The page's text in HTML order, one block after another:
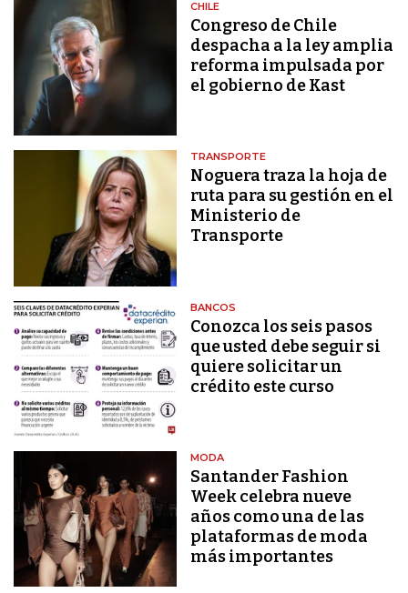
CHILE
Congreso de Chile
despacha a la ley amplia
reforma impulsada por
el gobierno de Kast
TRANSPORTE
Noguera traza la hoja de
ruta para su gestión en el
Ministerio de
Transporte
BANCOS
Conozca los seis pasos
que usted debe seguir si
quiere solicitar un
crédito este curso
MODA
Santander Fashion
Week celebra nueve
años como una de las
plataformas de moda
más importantes